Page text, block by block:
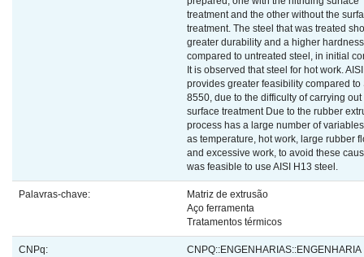
treatment and the other without the
treatment. The steel that was treated
greater durability and a higher
compared to untreated steel, in initial
It is observed that steel for hot work.
provides greater feasibility compared to
8550, due to the difficulty of carrying out
surface treatment Due to the rubber
process has a large number of
as temperature, hot work, large rubber
and excessive work, to avoid these
was feasible to use AISI H13 steel.
Palavras-chave:
Matriz de extrusão
Aço ferramenta
Tratamentos térmicos
CNPq:
CNPQ::ENGENHARIAS::ENGENHARIA